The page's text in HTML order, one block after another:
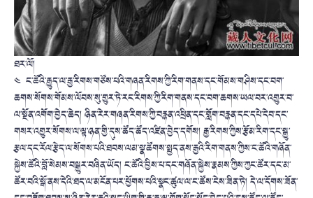
ཐར་ལོ།
༤ ང་ཚོའི་རྒྱུད་ལ་རྒྱ་རིགས་གཙོས་པའི་གཞན་རིགས་ཀྱི་རིག་གནས་དང་གོམས་གཤིས་དང་བག་
ཆགས་སོགས་གོམས་ལོབས་སུ་གྱུར་ཏེ་རང་རིགས་ཀྱི་རིག་གནས་དང་བག་ཆགས་ཡལ་བར་འགྱུར་བ་
ལ་སྔོན་འགོག་བྱེད་ཆེད། ཉིན་རེར་གཞན་རིགས་ཀྱི་བརྙན་འཕྲིན་དང་གློག་བརྙན་དང་དཔེ་དེབ་དང་
གསར་འགྱུར་སོགས་ལ་ལྟ་ཉན་གྱི་དུས་ཚོད་ཚོད་འཛིན་བྱེད་དགོས། རྒྱ་རིགས་ཀྱིས་རྩོམ་རིག་དང་སྒྱུ་
རྩལ་དང་རོལ་རྩེད་ལ་སོགས་པའི་ཐབས་ལམ་སྣ་ཚོགས་སྤྱད་ནས་རྒྱའི་རིག་གནས་ཀྱིས་ང་ཚོའི་གཞོན་
སྐྱེས་ཚོའི་བློ་སེམས་བསྒྱུར་བཞིན་ཡོད། ང་ཚོའི་བྱིས་པ་དང་གཞོན་སྐྱེས་རྣམས་ཀྱིས་ཀྱང་ཚོར་དང་མ་
ཚོར་བའི་སྒོ་ནས་དེའི་ཐད་ལ་མངོན་པར་ཕྱོགས་པའི་སྣང་ཚུལ་ལ་ང་ཚོས་ངེས་ཟིན་ཏེ། དེ་ལ་དོགས་ཟོན་